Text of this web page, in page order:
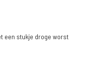
een stukje droge worst